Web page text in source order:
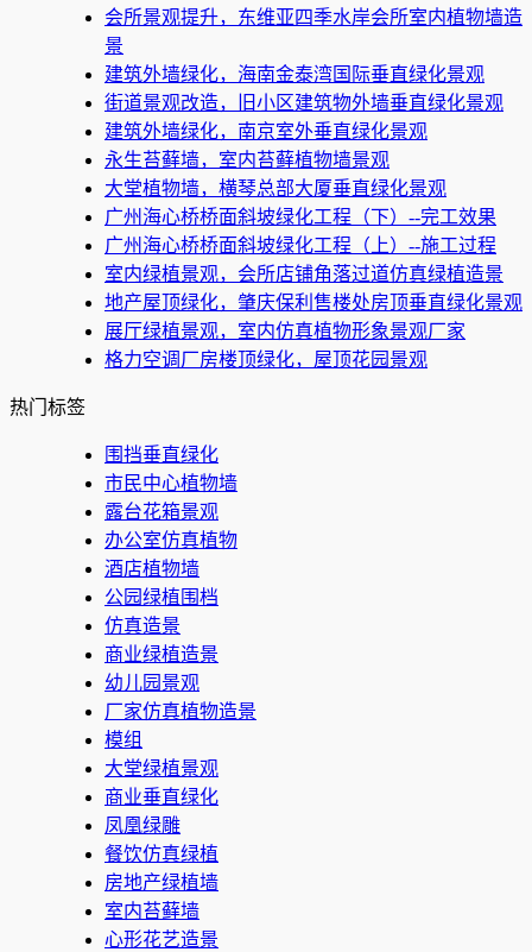
会所景观提升，东维亚四季水岸会所室内植物墙造
景
建筑外墙绿化，海南金泰湾国际垂直绿化景观
街道景观改造，旧小区建筑物外墙垂直绿化景观
建筑外墙绿化，南京室外垂直绿化景观
永生苔藓墙，室内苔藓植物墙景观
大堂植物墙，横琴总部大厦垂直绿化景观
广州海心桥桥面斜坡绿化工程（下）--完工效果
广州海心桥桥面斜坡绿化工程（上）--施工过程
室内绿植景观，会所店铺角落过道仿真绿植造景
地产屋顶绿化，肇庆保利售楼处房顶垂直绿化景观
展厅绿植景观，室内仿真植物形象景观厂家
格力空调厂房楼顶绿化，屋顶花园景观
热门标签
围挡垂直绿化
市民中心植物墙
露台花箱景观
办公室仿真植物
酒店植物墙
公园绿植围档
仿真造景
商业绿植造景
幼儿园景观
厂家仿真植物造景
模组
大堂绿植景观
商业垂直绿化
凤凰绿雕
餐饮仿真绿植
房地产绿植墙
室内苔藓墙
心形花艺造景